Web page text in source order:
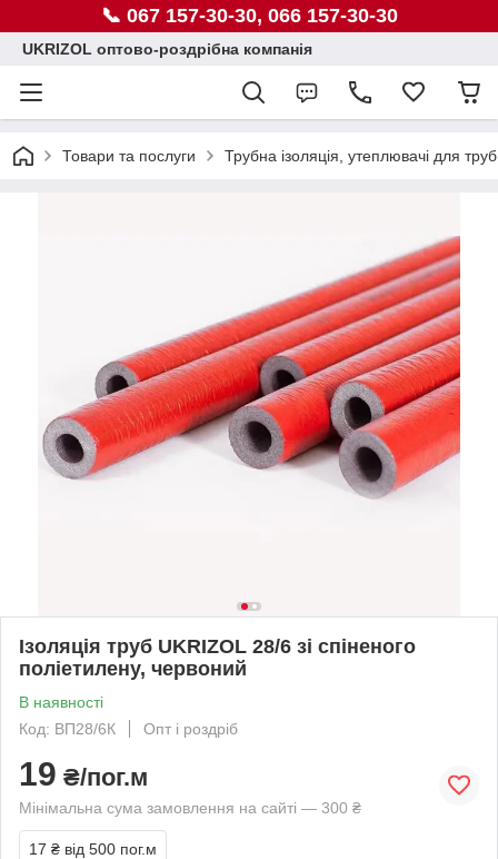
📞 067 157-30-30, 066 157-30-30
UKRIZOL оптово-роздрібна компанія
Товари та послуги Трубна ізоляція, утеплювачі для труб
Ізоляція труб UKRIZOL 28/6 зі спіненого
поліетилену, червоний
В наявності
Код: ВП28/6К
Опт і роздріб
19 ₴/пог.м
Мінімальна сума замовлення на сайті — 300 ₴
17 ₴ від 500 пог.м